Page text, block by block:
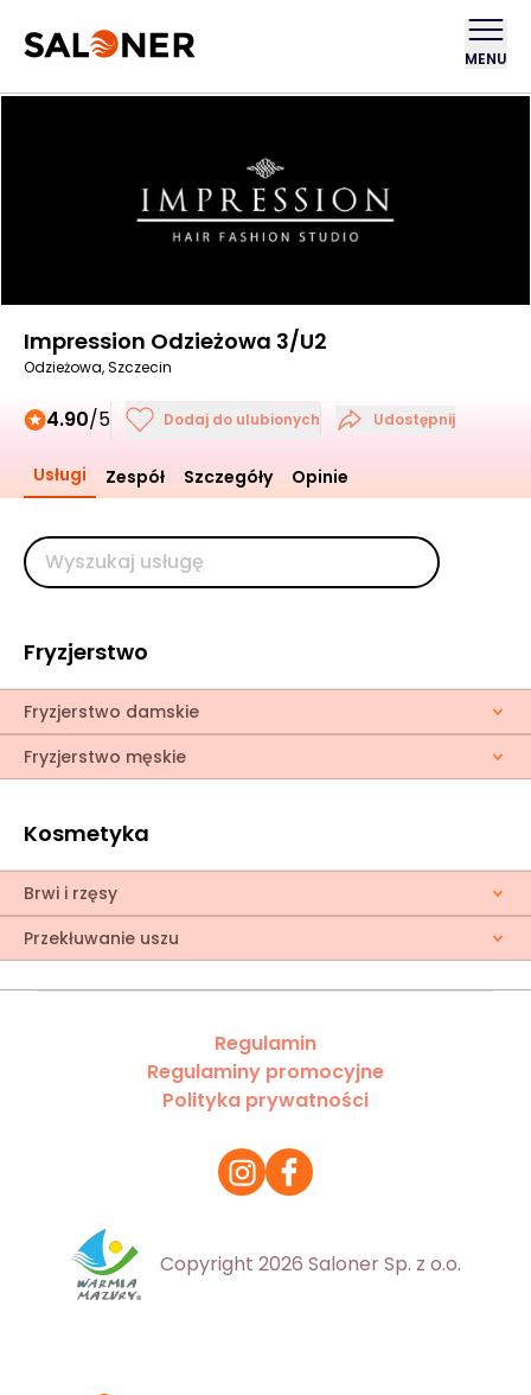
MENU
Impression Odzieżowa 3/U2
Odzieżowa, Szczecin
4.90/5 Dodaj do ulubionych Udostępnij
Usługi Zespół Szczegóły Opinie
Fryzjerstwo
Fryzjerstwo damskie
Fryzjerstwo męskie
Kosmetyka
Brwi i rzęsy
Przekłuwanie uszu
Regulamin
Regulaminy promocyjne
Polityka prywatności
Copyright 2026 Saloner Sp. z o.o.